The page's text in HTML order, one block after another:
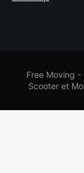
Free Moving
Scooter et